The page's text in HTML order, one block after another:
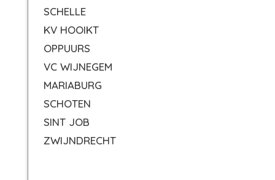
SCHELLE
KV HOOIKT
OPPUURS
VC WIJNEGEM
MARIABURG
SCHOTEN
SINT JOB
ZWIJNDRECHT